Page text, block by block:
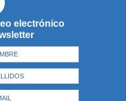
electrónico